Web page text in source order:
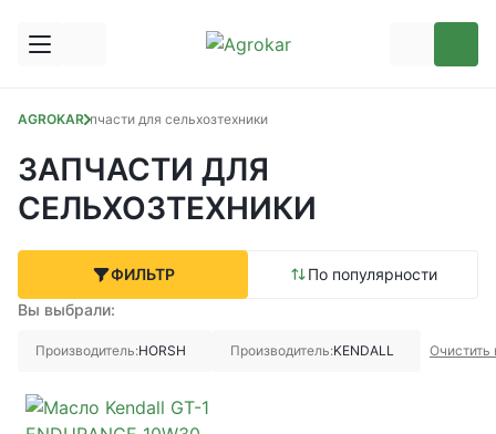
AGROKARЗапчасти для сельхозтехники
ЗАПЧАСТИ ДЛЯ
СЕЛЬХОЗТЕХНИКИ
ФИЛЬТР
По популярности
Вы выбрали:
Производитель:HORSH Производитель:KENDALL Очистить